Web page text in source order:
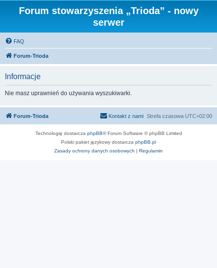
Forum stowarzyszenia „Trioda” - nowy
serwer
FAQ
Forum-Trioda
Informacje
Nie masz uprawnień do używania wyszukiwarki.
Forum-Trioda Strefa czasowa UTC+02:00
Kontakt z nami
Technologię dostarcza phpBB® Forum Software © phpBB Limited
Polski pakiet językowy dostarcza phpBB.pl
Zasady ochrony danych osobowych | Regulamin